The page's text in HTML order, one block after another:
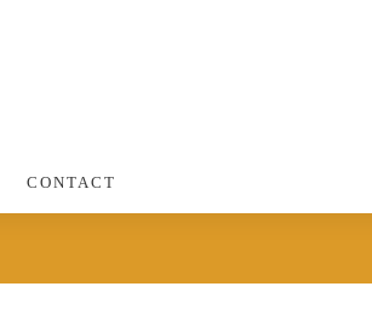
CONTACT